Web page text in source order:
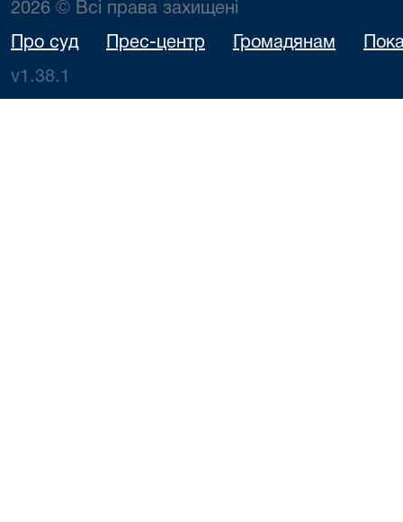
2026 © Всі права захищені
Про суд Прес-центр Громадянам
v1.38.1